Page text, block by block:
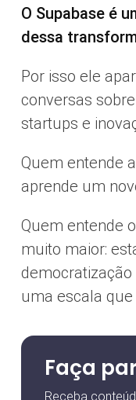
O Supabase é
dessa
Por isso ele
conversas sobre
startups e
Quem entende
aprende um
Quem entende
muito maior:
uma escala
Faça
Receba